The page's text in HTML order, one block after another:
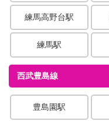
練馬高野台駅
練馬駅
西武豊島線
豊島園駅